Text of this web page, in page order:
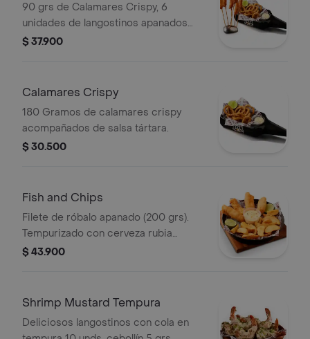
90 grs de Calamares Crispy, 6
unidades de langostinos apanados
con salsa tártara.
$ 37.900
Calamares Crispy
180 Gramos de calamares crispy
acompañados de salsa tártara.
$ 30.500
Fish and Chips
Filete de róbalo apanado (200 grs).
Tempurizado con cerveza rubia
acompañada de (160 grs) de papa a la
$ 43.900
Shrimp Mustard Tempura
Deliciosos langostinos con cola en